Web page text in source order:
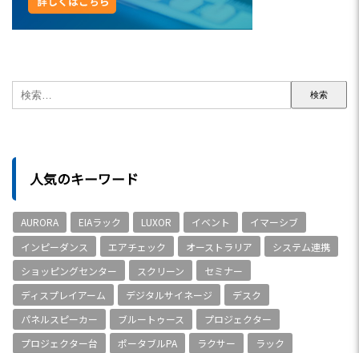
人気のキーワード
AURORA EIAラック LUXOR イベント
イマーシブ
インピーダンス
エアチェック オーストラリア
システム連携
ショッピングセンター
スクリーン
セミナー
ディスプレイアーム
デジタルサイネージ
デスク
パネルスピーカー
ブルートゥース
プロジェクター
プロジェクター台
ポータブルPA ラクサー
ラック